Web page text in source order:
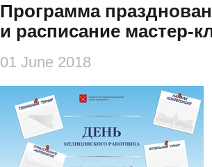
Программа
и расписание мастер-
01 June 2018